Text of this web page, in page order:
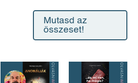
Mutasd az
összeset!